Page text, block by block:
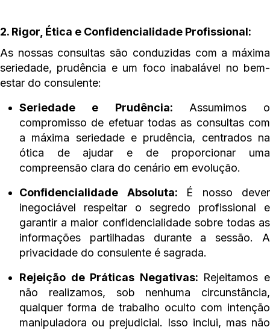
2. Rigor, Ética e Confidencialidade Profissional:
As nossas consultas são conduzidas com a máxima
seriedade, prudência e um foco inabalável no bem-
estar do consulente:
Seriedade e Prudência: Assumimos o
compromisso de efetuar todas as consultas com
a máxima seriedade e prudência, centrados na
ótica de ajudar e de proporcionar uma
compreensão clara do cenário em evolução.
Confidencialidade Absoluta: É nosso dever
inegociável respeitar o segredo profissional e
garantir a maior confidencialidade sobre todas as
informações partilhadas durante a sessão. A
privacidade do consulente é sagrada.
Rejeição de Práticas Negativas: Rejeitamos e
não realizamos, sob nenhuma circunstância,
qualquer forma de trabalho oculto com intenção
manipuladora ou prejudicial. Isso inclui, mas não